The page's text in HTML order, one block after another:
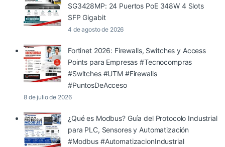
SG3428MP: 24 Puertos PoE 348W 4 Slots
SFP Gigabit
4 de agosto de 2026
Fortinet 2026: Firewalls, Switches y Access
Points para Empresas #Tecnocompras
#Switches #UTM #Firewalls
#PuntosDeAcceso
8 de julio de 2026
¿Qué es Modbus? Guía del Protocolo Industrial
para PLC, Sensores y Automatización
#Modbus #AutomatizacionIndustrial